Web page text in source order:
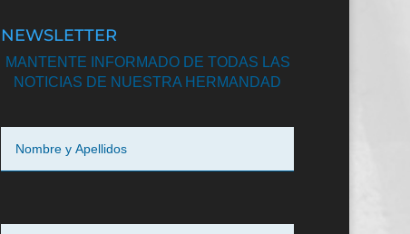
NEWSLETTER
MANTENTE INFORMADO DE TODAS LAS
NOTICIAS DE NUESTRA HERMANDAD